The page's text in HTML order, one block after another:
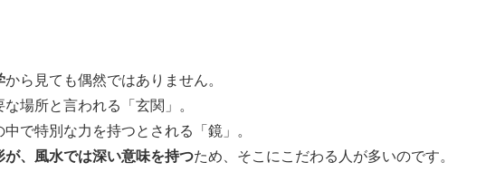
から見ても偶然ではありません。
場所と言われる「玄関」。
で特別な力を持つとされる「鏡」。
、風水では深い意味を持つため、そこにこだわる人が多いのです。